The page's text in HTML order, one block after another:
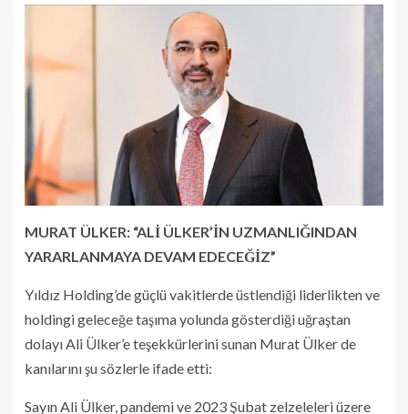
MURAT ÜLKER: “ALİ ÜLKER’İN UZMANLIĞINDAN
YARARLANMAYA DEVAM EDECEĞİZ”
Yıldız Holding’de güçlü vakitlerde üstlendiği liderlikten ve
holdingi geleceğe taşıma yolunda gösterdiği uğraştan
dolayı Ali Ülker’e teşekkürlerini sunan Murat Ülker de
kanılarını şu sözlerle ifade etti:
Sayın Ali Ülker, pandemi ve 2023 Şubat zelzeleleri üzere